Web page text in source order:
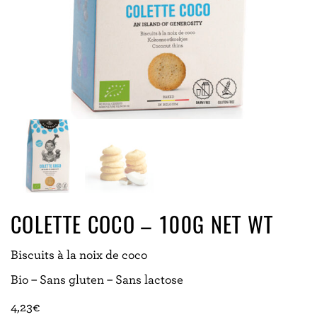
COLETTE COCO – 100G NET WT
Biscuits à la noix de coco
Bio – Sans gluten – Sans lactose
4,23€